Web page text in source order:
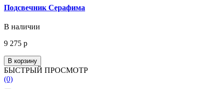
Подсвечник Серафима
В наличии
9 275 р
В корзину
БЫСТРЫЙ ПРОСМОТР
(0)